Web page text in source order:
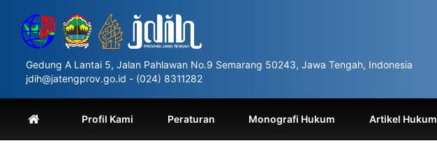
website
includes
accessibility
system.
Control-
F11
Gedung A Lantai 5, Jalan Pahlawan No.9 Semarang 50243, Jawa Tengah, Indonesia
jdih@jatengprov.go.id - (024) 8311282
Profil Kami Peraturan Monografi Hukum Artikel Hukum